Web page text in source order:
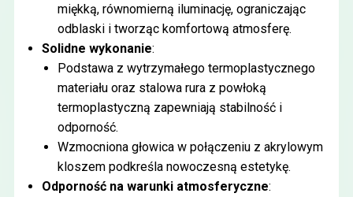
miękką, równomierną iluminację, ograniczając
odblaski i tworząc komfortową atmosferę.
Solidne wykonanie:
Podstawa z wytrzymałego termoplastycznego
materiału oraz stalowa rura z powłoką
termoplastyczną zapewniają stabilność i
odporność.
Wzmocniona głowica w połączeniu z akrylowym
kloszem podkreśla nowoczesną estetykę.
Odporność na warunki atmosferyczne: